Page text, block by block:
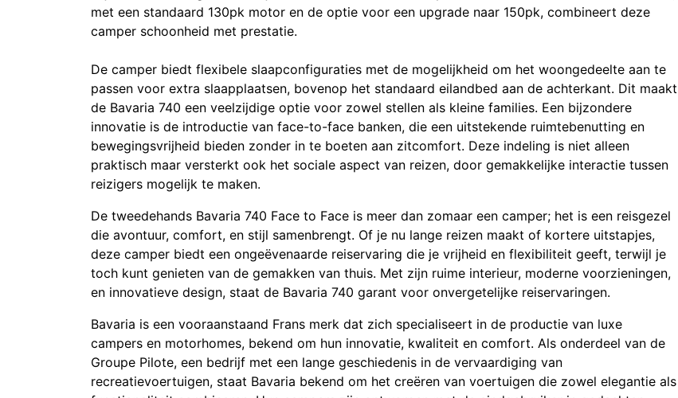
met een standaard 130pk motor en de optie voor een upgrade naar 150pk, combineert deze
camper schoonheid met prestatie.​
De camper biedt flexibele slaapconfiguraties met de mogelijkheid om het woongedeelte aan te
passen voor extra slaapplaatsen, bovenop het standaard eilandbed aan de achterkant. Dit maakt
de Bavaria 740 een veelzijdige optie voor zowel stellen als kleine families​. Een bijzondere
innovatie is de introductie van face-to-face banken, die een uitstekende ruimtebenutting en
bewegingsvrijheid bieden zonder in te boeten aan zitcomfort. Deze indeling is niet alleen
praktisch maar versterkt ook het sociale aspect van reizen, door gemakkelijke interactie tussen
reizigers mogelijk te maken​.
De tweedehands Bavaria 740 Face to Face is meer dan zomaar een camper; het is een reisgezel
die avontuur, comfort, en stijl samenbrengt. Of je nu lange reizen maakt of kortere uitstapjes,
deze camper biedt een ongeëvenaarde reiservaring die je vrijheid en flexibiliteit geeft, terwijl je
toch kunt genieten van de gemakken van thuis. Met zijn ruime interieur, moderne voorzieningen,
en innovatieve design, staat de Bavaria 740 garant voor onvergetelijke reiservaringen.
Bavaria is een vooraanstaand Frans merk dat zich specialiseert in de productie van luxe
campers en motorhomes, bekend om hun innovatie, kwaliteit en comfort. Als onderdeel van de
Groupe Pilote, een bedrijf met een lange geschiedenis in de vervaardiging van
recreatievoertuigen, staat Bavaria bekend om het creëren van voertuigen die zowel elegantie als